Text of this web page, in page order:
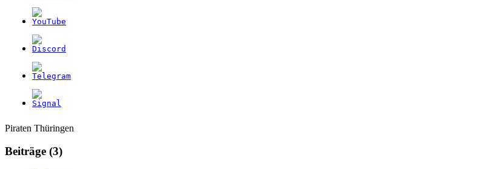
Weitere
Informationen
Navigation
Piraten Thüringen
Beiträge (3)